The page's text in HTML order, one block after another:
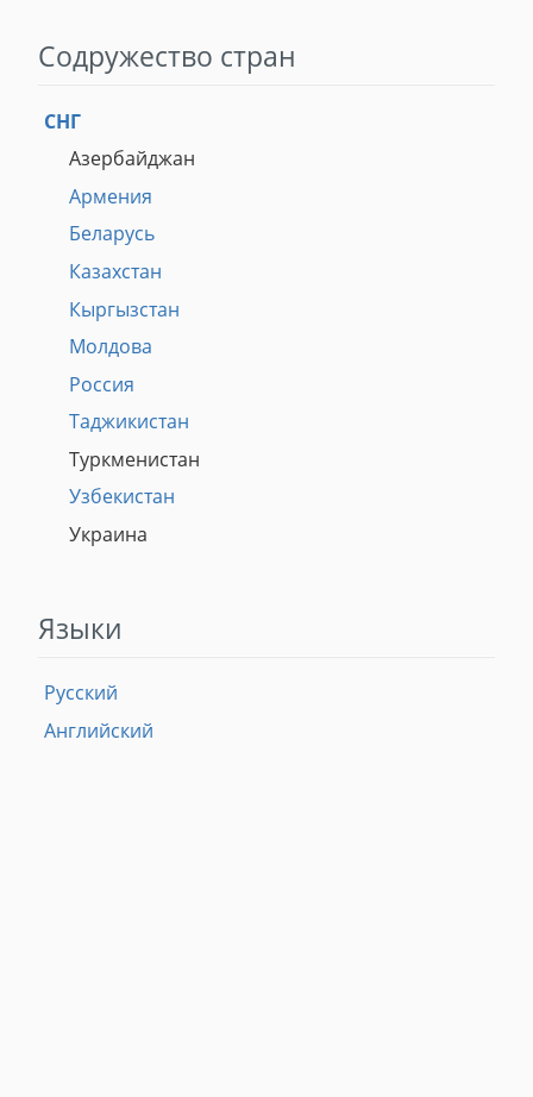
Содружество стран
СНГ
Азербайджан
Армения
Беларусь
Казахстан
Кыргызстан
Молдова
Россия
Таджикистан
Туркменистан
Узбекистан
Украина
Языки
Русский
Английский